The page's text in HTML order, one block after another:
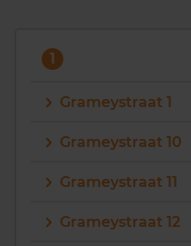
1
Grameystraat 1
Grameystraat 10
Grameystraat 11
Grameystraat 12